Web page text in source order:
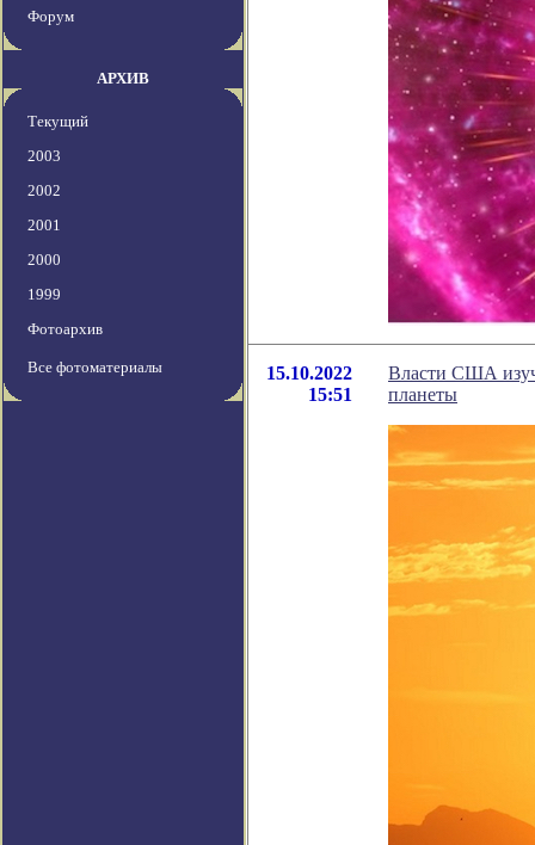
Форум
АРХИВ
Текущий
2003
2002
2001
2000
1999
Фотоархив
Все фотоматериалы
15.10.2022
15:51
Власти США
планеты